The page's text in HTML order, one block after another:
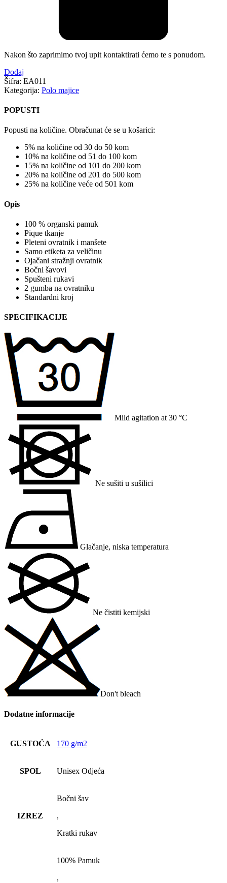
Nakon što zaprimimo tvoj upit kontaktirati ćemo te s ponudom.
Dodaj
Šifra: EA011
Kategorija: Polo majice
POPUSTI
Popusti na količine. Obračunat će se u košarici:
5% na količine od 30 do 50 kom
10% na količine od 51 do 100 kom
15% na količine od 101 do 200 kom
20% na količine od 201 do 500 kom
25% na količine veće od 501 kom
Opis
100 % organski pamuk
Pique tkanje
Pleteni ovratnik i manšete
Samo etiketa za veličinu
Ojačani stražnji ovratnik
Bočni šavovi
Spušteni rukavi
2 gumba na ovratniku
Standardni kroj
SPECIFIKACIJE
Mild agitation at 30 °C
Ne sušiti u sušilici
Glačanje, niska temperatura
Ne čistiti kemijski
Don't bleach
Dodatne informacije
GUSTOĆA 170 g/m2
SPOL Unisex Odjeća
IZREZ
Bočni šav
,
Kratki rukav
100% Pamuk
,